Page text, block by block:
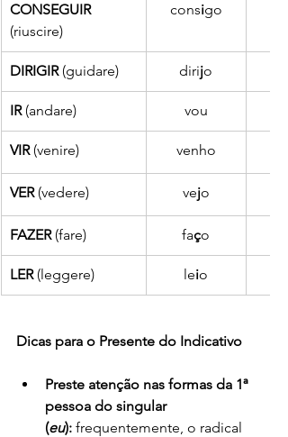
CONSEGUIR
(riuscire)
consigo
DIRIGIR (guidare) dirijo
IR (andare) vou
VIR (venire) venho
VER (vedere) vejo
FAZER (fare) faço
LER (leggere) leio
Dicas para o Presente do Indicativo
Preste atenção nas formas da 1ª
pessoa do singular
(eu): frequentemente, o radical